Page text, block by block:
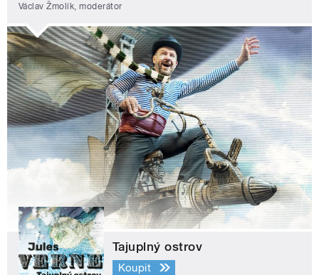
Václav Žmolík, moderátor
Tajuplný ostrov
Koupit